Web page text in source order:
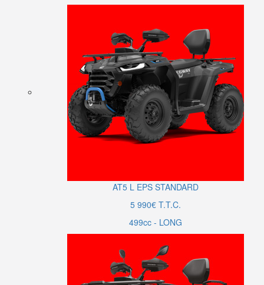
AT5 L EPS STANDARD
5 990€ T.T.C.
499cc - LONG